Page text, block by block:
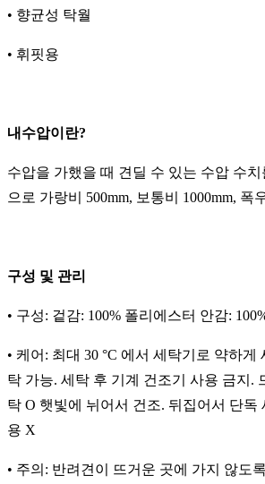
• 향균성 탁월
• 휘핏용
내수압이란?
수압을 가했을 때 견딜 수 있는 수압 수
으로 가랑비 500mm, 보통비 1000mm, 폭
구성 및 관리
• 구성: 겉감: 100% 폴리에스터 안감:
• 케어: 최대 30 °C 에서 세탁기로 약하게
탁 가능. 세탁 후 기계 건조기 사용 금지.
탁 O 햇빛에 뉘어서 건조. 뒤집어서 단독
용 X
• 주의: 반려견이 뜨거운 곳에 가지 않도